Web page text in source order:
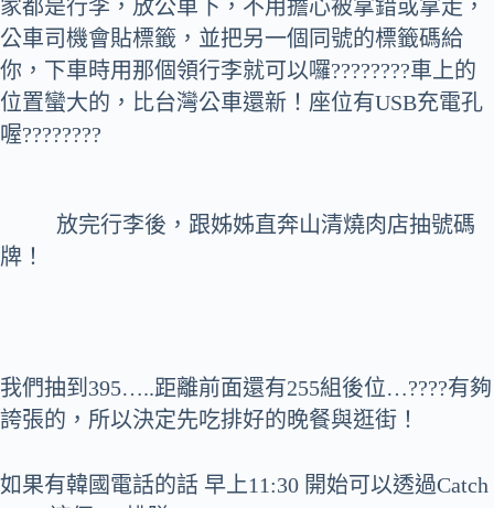
家都是行李，放公車下，不用擔心被拿錯或拿走，
公車司機會貼標籤，並把另一個同號的標籤碼給
你，下車時用那個領行李就可以囉????????車上的
位置蠻大的，比台灣公車還新！座位有USB充電孔
喔????????
放完行李後，跟姊姊直奔山清燒肉店抽號碼
牌！
我們抽到395…..距離前面還有255組後位…????有夠
誇張的，所以決定先吃排好的晚餐與逛街！
如果有韓國電話的話 早上11:30 開始可以透過Catch